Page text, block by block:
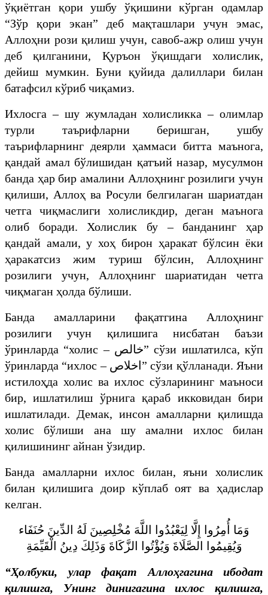
ўқиётган қори ушбу ўқишини кўрган одамлар
“Зўр қори экан” деб мақташлари учун эмас,
Аллоҳни рози қилиш учун, савоб-ажр олиш учун
деб қилганини, Қуръон ўқишдаги холислик,
дейиш мумкин. Буни қуйида далиллари билан
батафсил кўриб чиқамиз.
Ихлосга – шу жумладан холисликка – олимлар
турли таърифларни беришган, ушбу
таърифларнинг деярли ҳаммаси битта маънога,
қандай амал бўлишидан қатъий назар, мусулмон
банда ҳар бир амалини Аллоҳнинг розилиги учун
қилиши, Аллоҳ ва Росули белгилаган шариатдан
четга чиқмаслиги холисликдир, деган маънога
олиб боради. Холислик бу – банданинг ҳар
қандай амали, у хоҳ бирон ҳаракат бўлсин ёки
ҳаракатсиз жим туриш бўлсин, Аллоҳнинг
розилиги учун, Аллоҳнинг шариатидан четга
чиқмаган ҳолда бўлиши.
Банда амалларини фақатгина Аллоҳнинг
розилиги учун қилишига нисбатан баъзи
ўринларда “холис – خالص” сўзи ишлатилса, кўп
ўринларда “ихлос – اخلاص” сўзи қўлланади. Яъни
истилоҳда холис ва ихлос сўзларининг маъноси
бир, ишлатилиш ўрнига қараб икковидан бири
ишлатилади. Демак, инсон амалларни қилишда
холис бўлиши ана шу амални ихлос билан
қилишининг айнан ўзидир.
Банда амалларни ихлос билан, яъни холислик
билан қилишига доир кўплаб оят ва ҳадислар
келган.
وَمَا أُمِرُوا إِلَّا لِيَعْبُدُوا اللَّهَ مُخْلِصِينَ لَهُ الدِّينَ حُنَفَاء
وَيُقِيمُوا الصَّلَاةَ وَيُؤْتُوا الزَّكَاةَ وَذَلِكَ دِينُ الْقَيِّمَةِ
“Ҳолбуки, улар фақат Аллоҳгагина ибодат
қилишга, Унинг динигагина ихлос қилишга,